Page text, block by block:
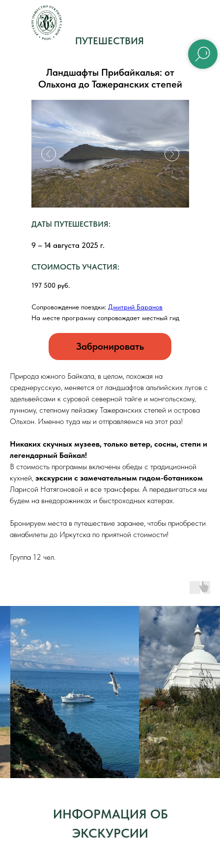
Ландшафты Прибайкалья: от
Ольхона до Тажеранских степей
ПУТЕШЕСТВИЯ
СТОИМОСТЬ УЧАСТИЯ:
ДАТЫ ПУТЕШЕСТВИЯ:
Забронировать
9 – 14 августа 2025 г.
197 500 руб.
Сопровождение поездки: Дмитрий Баранов
На месте программу сопровождает местный гид
Природа южного Байкала, в целом, похожая на
среднерусскую, меняется от ландшафтов альпийских лугов с
эдельвейсами к суровой северной тайге и монгольскому,
лунному, степному пейзажу Тажеранских степей и острова
Ольхон. Именно туда мы и отправляемся на этот раз!
Никаких скучных музеев, только ветер, сосны, степи и
легендарный Байкал!
В стоимость программы включены обеды с традиционной
кухней, экскурсии с замечательным гидом-ботаником
Ларисой Натягоновой и все трансферы. А передвигаться мы
будем на внедорожниках и быстроходных катерах.
Бронируем места в путешествие заранее, чтобы приобрести
авиабилеты до Иркутска по приятной стоимости!
Группа 12 чел.
ИНФОРМАЦИЯ ОБ
ЭКСКУРСИИ